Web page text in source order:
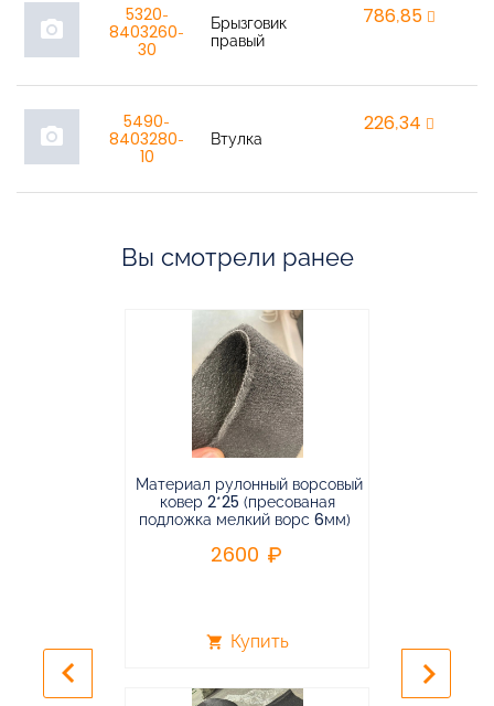
photo_camera
5320-
8403260-
30
Брызговик
правый
786,85
photo_camera
5490-
8403280-
10
Втулка
226,34
Вы смотрели ранее
Материал рулонный ворсовый
ковер 2*25 (пресованая
подложка мелкий ворс 6мм)
2600
shopping_cart Купить
keyboard_arrow_left keyboard_arrow_right